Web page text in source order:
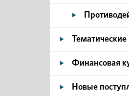
Тематические
Финансовая
Новые